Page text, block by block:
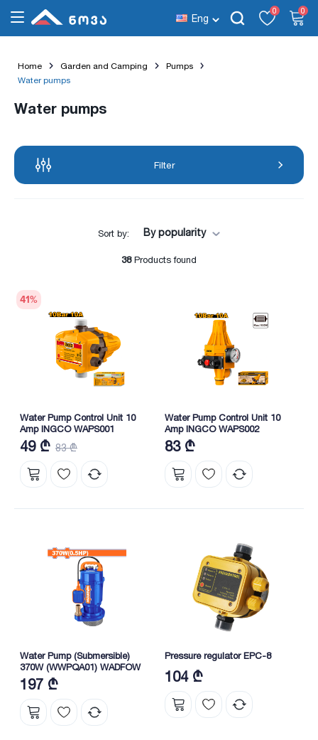
Eng
0 0
Home Garden and Camping
Pumps
Water pumps
Water pumps
Filter
Sort by: By popularity
38Products found
41%
Water Pump Control Unit 10
Amp INGCO WAPS001
49 ₾ 83 ₾
Water Pump Control Unit 10
Amp INGCO WAPS002
83 ₾
Water Pump (Submersible)
370W (WWPQA01) WADFOW
197 ₾
Pressure regulator EPC-8
104 ₾